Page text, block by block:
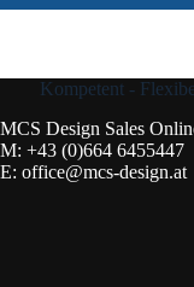
Kompetent -
MCS Design Sales
M: +43 (0)664 6455447
E: office@mcs-design.at